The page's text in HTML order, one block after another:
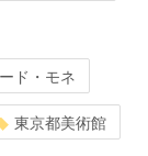
ド・モネ
東京都美術館